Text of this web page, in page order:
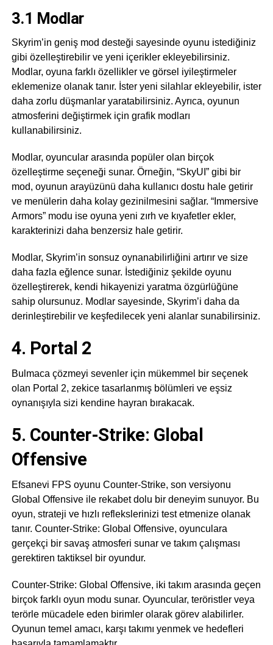
3.1 Modlar
Skyrim’in geniş mod desteği sayesinde oyunu istediğiniz
gibi özelleştirebilir ve yeni içerikler ekleyebilirsiniz.
Modlar, oyuna farklı özellikler ve görsel iyileştirmeler
eklemenize olanak tanır. İster yeni silahlar ekleyebilir, ister
daha zorlu düşmanlar yaratabilirsiniz. Ayrıca, oyunun
atmosferini değiştirmek için grafik modları
kullanabilirsiniz.
Modlar, oyuncular arasında popüler olan birçok
özelleştirme seçeneği sunar. Örneğin, “SkyUI” gibi bir
mod, oyunun arayüzünü daha kullanıcı dostu hale getirir
ve menülerin daha kolay gezinilmesini sağlar. “Immersive
Armors” modu ise oyuna yeni zırh ve kıyafetler ekler,
karakterinizi daha benzersiz hale getirir.
Modlar, Skyrim’in sonsuz oynanabilirliğini artırır ve size
daha fazla eğlence sunar. İstediğiniz şekilde oyunu
özelleştirerek, kendi hikayenizi yaratma özgürlüğüne
sahip olursunuz. Modlar sayesinde, Skyrim’i daha da
derinleştirebilir ve keşfedilecek yeni alanlar sunabilirsiniz.
4. Portal 2
Bulmaca çözmeyi sevenler için mükemmel bir seçenek
olan Portal 2, zekice tasarlanmış bölümleri ve eşsiz
oynanışıyla sizi kendine hayran bırakacak.
5. Counter-Strike: Global
Offensive
Efsanevi FPS oyunu Counter-Strike, son versiyonu
Global Offensive ile rekabet dolu bir deneyim sunuyor. Bu
oyun, strateji ve hızlı reflekslerinizi test etmenize olanak
tanır. Counter-Strike: Global Offensive, oyunculara
gerçekçi bir savaş atmosferi sunar ve takım çalışması
gerektiren taktiksel bir oyundur.
Counter-Strike: Global Offensive, iki takım arasında geçen
birçok farklı oyun modu sunar. Oyuncular, teröristler veya
terörle mücadele eden birimler olarak görev alabilirler.
Oyunun temel amacı, karşı takımı yenmek ve hedefleri